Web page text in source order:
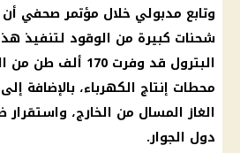
وتابع مدبولي خلال مؤتمر صحفي
شحنات كبيرة من الوقود لتنفيذ
البترول قد وفرت
محطات إنتاج الكهرباء، بالإضافة
الغاز المسال من الخارج،
دول الجوار.